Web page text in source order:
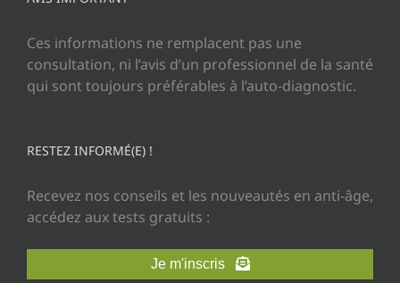
Ces informations ne remplacent pas une
consultation, ni l’avis d’un professionnel de la santé
qui sont toujours préférables à l’auto-diagnostic.
RESTEZ INFORMÉ(E) !
Recevez nos conseils et les nouveautés en anti-âge,
accédez aux tests gratuits :
Je m'inscris